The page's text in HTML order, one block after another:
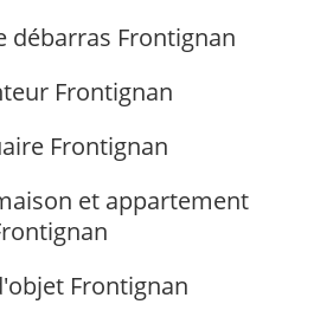
débarras Frontignan
Frontignan
Frontignan
et appartement
Frontignan